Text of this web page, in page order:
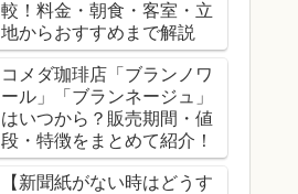
較！料金・朝食・客室・立
地からおすすめまで解説
コメダ珈琲店「ブランノワ
ール」「ブランネージュ」
はいつから？販売期間・値
段・特徴をまとめて紹介！
【新聞紙がない時はどうす